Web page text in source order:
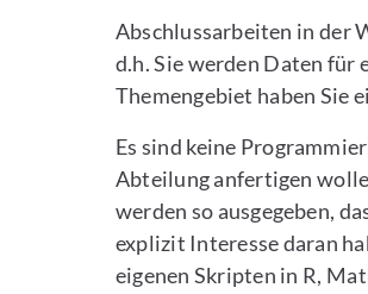
Abschlussarbeiten in der
d.h. Sie werden Daten für
Themengebiet haben Sie
Es sind keine
Abteilung anfertigen
werden so ausgegeben,
explizit Interesse daran
eigenen Skripten in R,